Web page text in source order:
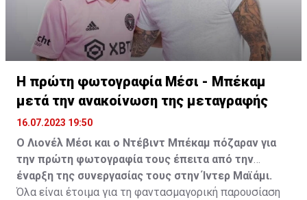
Η πρώτη φωτογραφία Μέσι - Μπέκαμ
μετά την ανακοίνωση της μεταγραφής
16.07.2023 19:50
Ο Λιονέλ Μέσι και ο Ντέβιντ Μπέκαμ πόζαραν για
την πρώτη φωτογραφία τους έπειτα από την
έναρξη της συνεργασίας τους στην Ίντερ Μαϊάμι.
Όλα είναι έτοιμα για τη φαντασμαγορική παρουσίαση